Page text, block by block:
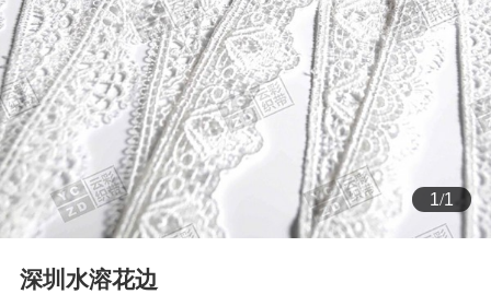
1/1
深圳水溶花边